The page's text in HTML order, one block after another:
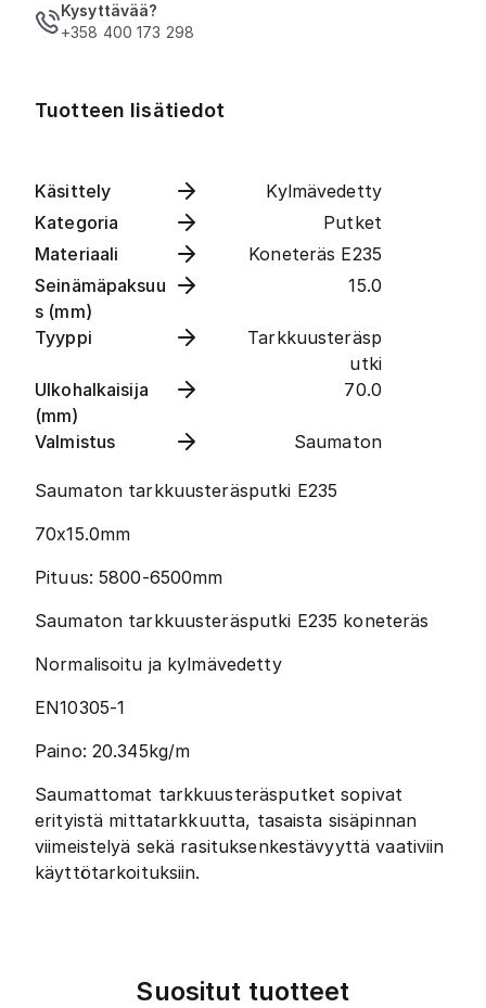
Kysyttävää?
+358 400 173 298
Tuotteen lisätiedot
Käsittely
Kylmävedetty
Kategoria
Putket
Materiaali
Koneteräs E235
Seinämäpaksuu
s (mm)
15.0
Tyyppi
Tarkkuusteräsp
utki
Ulkohalkaisija
(mm)
70.0
Valmistus Saumaton
Saumaton tarkkuusteräsputki E235
70x15.0mm
Pituus: 5800-6500mm
Saumaton tarkkuusteräsputki E235 koneteräs
Normalisoitu ja kylmävedetty
EN10305-1
Paino: 20.345kg/m
Saumattomat tarkkuusteräsputket sopivat
erityistä mittatarkkuutta, tasaista sisäpinnan
viimeistelyä sekä rasituksenkestävyyttä vaativiin
käyttötarkoituksiin.
Suositut tuotteet